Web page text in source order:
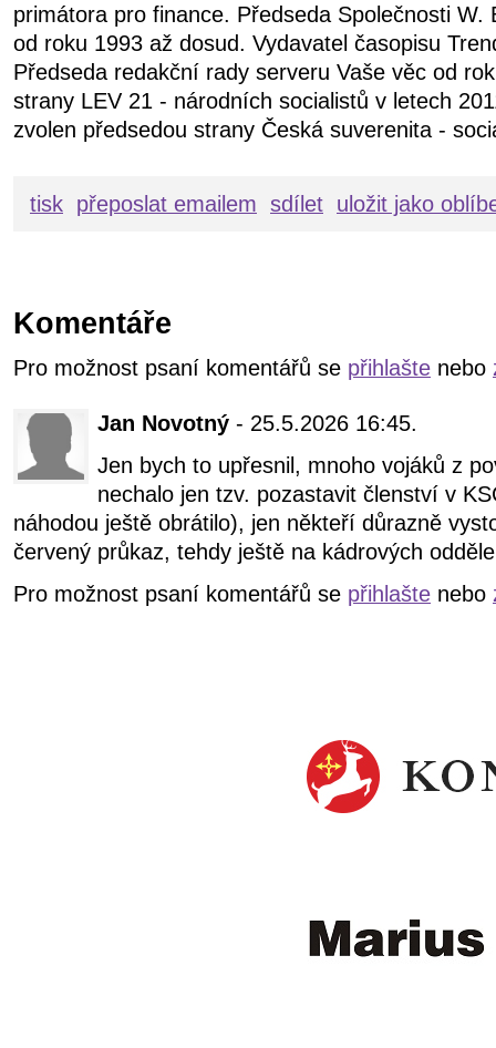
primátora pro finance. Předseda Společnosti W.
od roku 1993 až dosud. Vydavatel časopisu
Předseda redakční rady serveru Vaše věc od
strany LEV 21 - národních socialistů v letech
zvolen předsedou strany Česká suverenita -
tisk přeposlat emailem sdílet uložit jako
Komentáře
Pro možnost psaní komentářů se přihlašte nebo
Jan Novotný - 25.5.2026 16:45.
Jen bych to upřesnil, mnoho vojáků z
nechalo jen tzv. pozastavit členství v
náhodou ještě obrátilo), jen někteří důrazně
červený průkaz, tehdy ještě na kádrových
Pro možnost psaní komentářů se přihlašte nebo